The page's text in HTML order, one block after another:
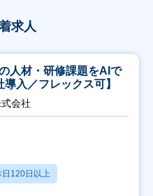
求人
人材・研修課題をAIで
入／フレックス可】
会社
日120日以上